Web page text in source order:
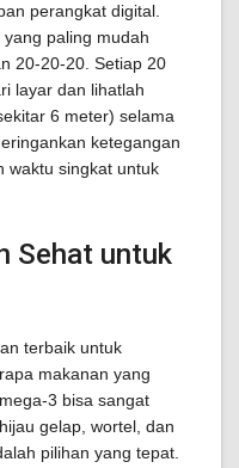
perangkat digital.
paling mudah
20-20-20. Setiap 20
layar dan lihatlah
6 meter) selama
ketegangan
waktu singkat untuk
Sehat untuk
terbaik untuk
makanan yang
3 bisa sangat
gelap, wortel, dan
pilihan yang tepat.